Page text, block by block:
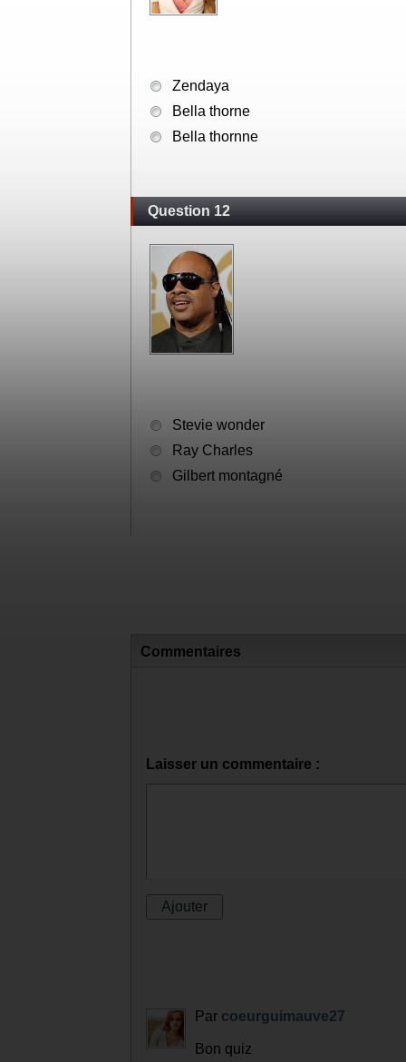
Zendaya
Bella thorne
Bella thornne
Question 12
Stevie wonder
Ray Charles
Gilbert montagné
Commentaires
Laisser un commentaire :
Par coeurguimauve27
Bon quiz